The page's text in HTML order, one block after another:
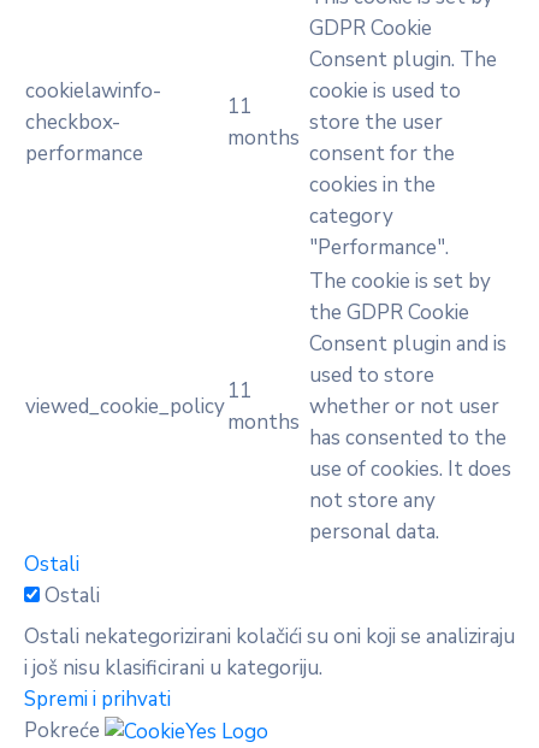
cookielawinfo-
checkbox-
performance
11
months
GDPR Cookie
Consent plugin. The
cookie is used to
store the user
consent for the
cookies in the
category
"Performance".
viewed_cookie_policy
11
months
The cookie is set by
the GDPR Cookie
Consent plugin and is
used to store
whether or not user
has consented to the
use of cookies. It does
not store any
personal data.
Ostali
Ostali
Ostali nekategorizirani kolačići su oni koji se analiziraju
i još nisu klasificirani u kategoriju.
Spremi i prihvati
Pokreće